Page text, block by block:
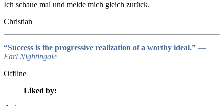
Ich schaue mal und melde mich gleich zurück.
Christian
“Success is the progressive realization of a worthy ideal.” ―
Earl Nightingale
Offline
Liked by: